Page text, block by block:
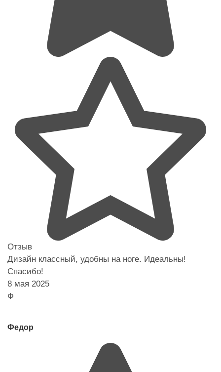
Отзыв
Дизайн классный, удобны на ноге. Идеальны!
Спасибо!
8 мая 2025
Ф
Федор